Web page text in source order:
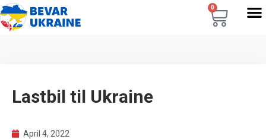
0
Lastbil til Ukraine
April 4, 2022